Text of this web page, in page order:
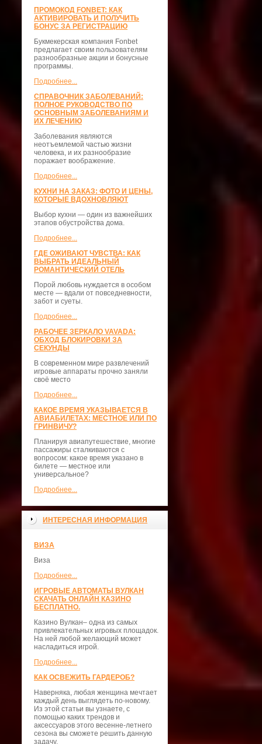
ПРОМОКОД FONBET: КАК
АКТИВИРОВАТЬ И ПОЛУЧИТЬ
БОНУС ЗА РЕГИСТРАЦИЮ
Букмекерская компания Fonbet
предлагает своим пользователям
разнообразные акции и бонусные
программы.
Подробнее...
СПРАВОЧНИК ЗАБОЛЕВАНИЙ:
ПОЛНОЕ РУКОВОДСТВО ПО
ОСНОВНЫМ ЗАБОЛЕВАНИЯМ И
ИХ ЛЕЧЕНИЮ
Заболевания являются
неотъемлемой частью жизни
человека, и их разнообразие
поражает воображение.
Подробнее...
КУХНИ НА ЗАКАЗ: ФОТО И ЦЕНЫ,
КОТОРЫЕ ВДОХНОВЛЯЮТ
Выбор кухни — один из важнейших
этапов обустройства дома.
Подробнее...
ГДЕ ОЖИВАЮТ ЧУВСТВА: КАК
ВЫБРАТЬ ИДЕАЛЬНЫЙ
РОМАНТИЧЕСКИЙ ОТЕЛЬ
Порой любовь нуждается в особом
месте — вдали от повседневности,
забот и суеты.
Подробнее...
РАБОЧЕЕ ЗЕРКАЛО VAVADA:
ОБХОД БЛОКИРОВКИ ЗА
СЕКУНДЫ
В современном мире развлечений
игровые аппараты прочно заняли
своё место
Подробнее...
КАКОЕ ВРЕМЯ УКАЗЫВАЕТСЯ В
АВИАБИЛЕТАХ: МЕСТНОЕ ИЛИ ПО
ГРИНВИЧУ?
Планируя авиапутешествие, многие
пассажиры сталкиваются с
вопросом: какое время указано в
билете — местное или
универсальное?
Подробнее...
ИНТЕРЕСНАЯ ИНФОРМАЦИЯ
ВИЗА
Виза
Подробнее...
ИГРОВЫЕ АВТОМАТЫ ВУЛКАН
СКАЧАТЬ ОНЛАЙН КАЗИНО
БЕСПЛАТНО.
Казино Вулкан– одна из самых
привлекательных игровых площадок.
На ней любой желающий может
насладиться игрой.
Подробнее...
КАК ОСВЕЖИТЬ ГАРДЕРОБ?
Наверняка, любая женщина мечтает
каждый день выглядеть по-новому.
Из этой статьи вы узнаете, с
помощью каких трендов и
аксессуаров этого весенне-летнего
сезона вы сможете решить данную
задачу.